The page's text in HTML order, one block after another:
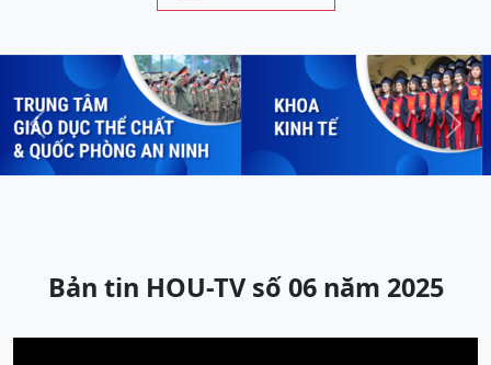
Previous Next
Bản tin HOU-TV số 06 năm 2025